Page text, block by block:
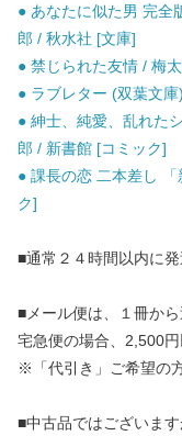
● あなたに似た男 完全
郎 / 秋水社 [文庫]
● 禁じられた友情 / 梅
● ラブレター (双葉文
● 紳士、純愛、乱れた
郎 / 新書館 [コミック]
● 課長の恋 二本差し
ク]
■通常２４時間以内に発
■メール便は、１冊から
宅急便の場合、2,500円
※「代引き」ご希望の
■中古品ではございま